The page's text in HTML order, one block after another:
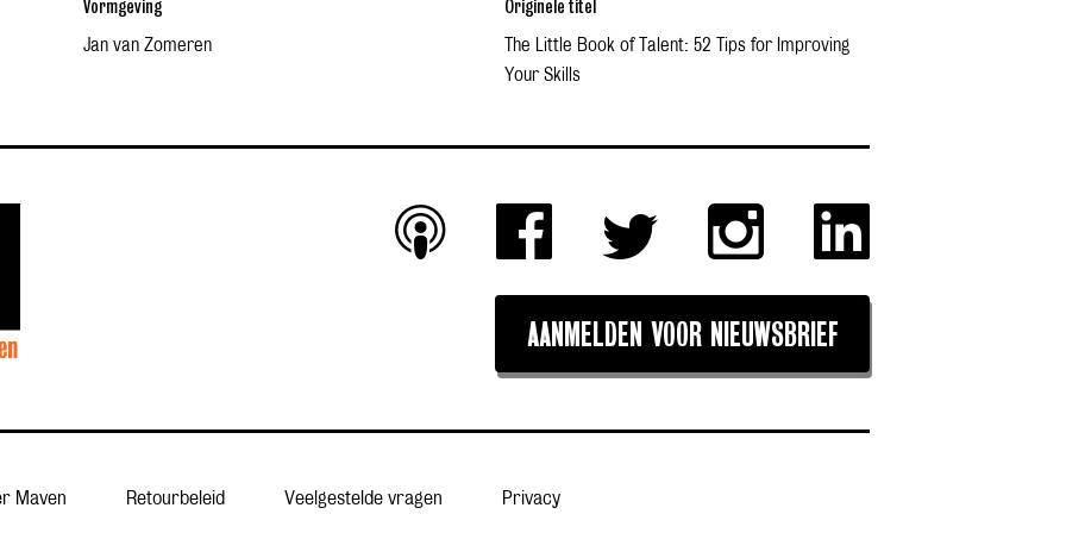
Vormgeving
Jan van Zomeren
Originele titel
The Little Book of Talent: 52 Tips for Improving
Your Skills
AANMELDEN VOOR NIEUWSBRIEF
Maven Retourbeleid Veelgestelde vragen Privacy